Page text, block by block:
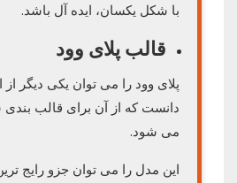
با شکل یکسان، ایده آل باشد.
قالب پلای وود
پلای وود را می توان یکی دیگر از
دانست که از آن برای قالب
می شود.
این مدل را می توان جزو رایج